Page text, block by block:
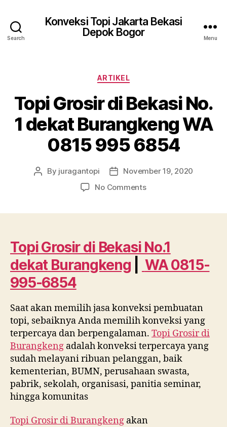
Search
Konveksi Topi Jakarta Bekasi
Depok Bogor
Menu
Categories
ARTIKEL
Topi Grosir di Bekasi No.
1 dekat Burangkeng WA
0815 995 6854
Post
By juragantopi
PostNovember 19, 2020
No Commentson
No.
1
dekat
995
6854
Topi Grosir di Bekasi No.1
dekat Burangkeng
WA 0815-
995-6854
Saat akan memilih jasa konveksi pembuatan
topi, sebaiknya Anda memilih konveksi yang
terpercaya dan berpengalaman. Topi Grosir di
Burangkeng adalah konveksi terpercaya yang
sudah melayani ribuan pelanggan, baik
kementerian, BUMN, perusahaan swasta,
pabrik, sekolah, organisasi, panitia seminar,
hingga komunitas
Topi Grosir diBurangkeng akan